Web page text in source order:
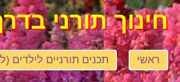
חינוך תורני
ראשי תכנים תורניים לילדים